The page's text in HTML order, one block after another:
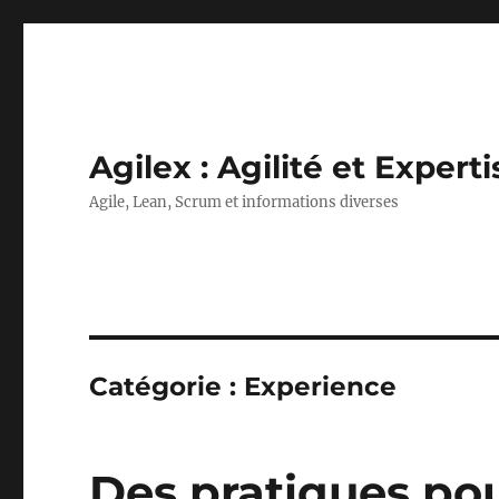
Agilex : Agilité et
Agile, Lean, Scrum et informations diverses
Catégorie : Experience